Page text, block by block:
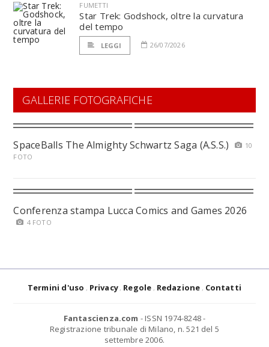
FUMETTI
Star Trek: Godshock, oltre la curvatura
del tempo
LEGGI 26/07/2026
GALLERIE FOTOGRAFICHE
SpaceBalls The Almighty Schwartz Saga (A.S.S.)
10
FOTO
Conferenza stampa Lucca Comics and Games 2026
4 FOTO
Termini d'uso Privacy Regole Redazione Contatti
Fantascienza.com - ISSN 1974-8248 -
Registrazione tribunale di Milano, n. 521 del 5
settembre 2006.